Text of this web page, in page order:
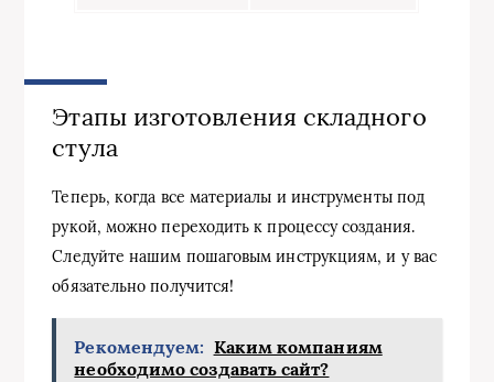
Этапы изготовления складного
стула
Теперь, когда все материалы и инструменты под
рукой, можно переходить к процессу создания.
Следуйте нашим пошаговым инструкциям, и у вас
обязательно получится!
Рекомендуем: Каким компаниям
необходимо создавать сайт?